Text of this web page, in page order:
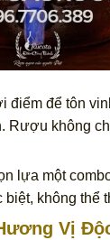
để tôn
Rượu không
lựa một
không thể
Vị